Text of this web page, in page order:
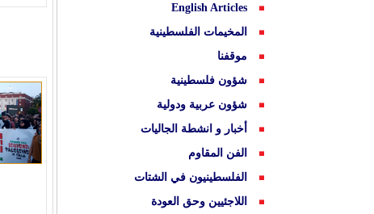
English Articles
المخيمات الفلسطينية
موقفنا
شؤون فلسطينية
شؤون عربية ودولية
أخبار و انشطة الجاليات
الفن المقاوم
الفلسطينيون في الشتات
اللاجئيين وحق العودة